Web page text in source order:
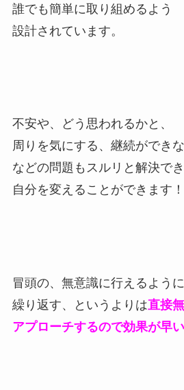
誰でも簡単に取り組めるよう
設計されています。
不安や、どう思われるかと、
周りを気にする、継続ができ
などの問題もスルリと解決で
自分を変えることができます！
冒頭の、無意識に行えるよう
繰り返す、というよりは直接
アプローチするので効果が早い